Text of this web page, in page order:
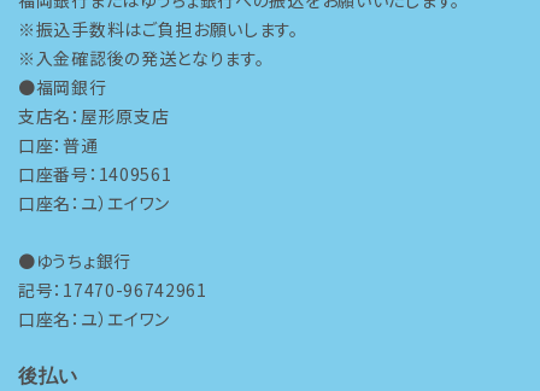
※振込手数料はご負担お願いします。
※入金確認後の発送となります。
●福岡銀行
支店名：屋形原支店
口座：普通
口座番号：1409561
口座名：ユ）エイワン
●ゆうちょ銀行
記号：17470-96742961
口座名：ユ）エイワン
後払い